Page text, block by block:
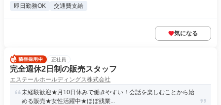
即日勤務OK 交通費支給
気になる
正社員
完全週休2日制の販売スタッフ
エステールホールディングス株式会社
未経験歓迎★月10日休みで働きやすい！会話を楽しむことから始
める販売★女性活躍中★ほぼ残業...